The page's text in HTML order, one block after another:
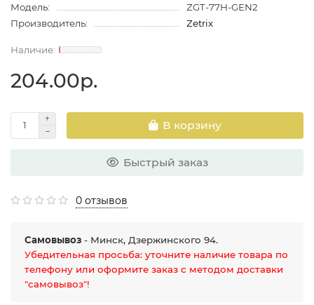
Модель:
ZGT-77H-GEN2
Производитель:
Zetrix
204.00р.
В корзину
Быстрый заказ
0 отзывов
Самовывоз - Минск, Дзержинского 94.
Убедительная просьба: уточните наличие товара по
телефону или оформите заказ с методом доставки
"самовывоз"!